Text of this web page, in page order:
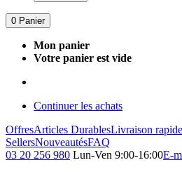
0 Panier
Mon panier
Votre panier est vide
Continuer les achats
OffresArticles DurablesLivraison rapide
SellersNouveautésFAQ
03 20 256 980 Lun-Ven 9:00-16:00E-